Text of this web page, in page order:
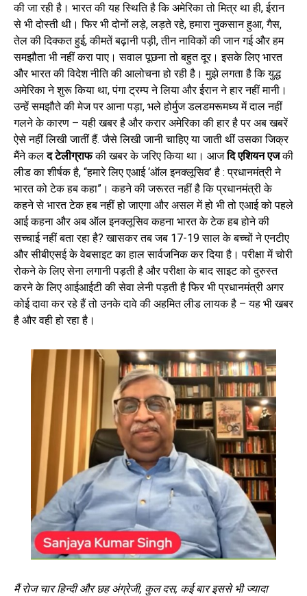
की जा रही है। भारत की यह स्थिति है कि अमेरिका तो मित्र था ही, ईरान
से भी दोस्ती थी। फिर भी दोनों लड़े, लड़ते रहे, हमारा नुकसान हुआ, गैस,
तेल की दिक्कत हुई, कीमतें बढ़ानी पड़ी, तीन नाविकों की जान गई और हम
समझौता भी नहीं करा पाए। सवाल पूछना तो बहुत दूर। इसके लिए भारत
और भारत की विदेश नीति की आलोचना हो रही है। मुझे लगता है कि युद्ध
अमेरिका ने शुरू किया था, पंगा ट्रम्प ने लिया और ईरान ने हार नहीं मानी।
उन्हें समझौते की मेज पर आना पड़ा, भले होर्मुज डलडमरूमध्य में दाल नहीं
गलने के कारण – यही खबर है और करार अमेरिका की हार है पर अब खबरें
ऐसे नहीं लिखी जातीं हैं. जैसे लिखी जानी चाहिए या जाती थीं उसका जिक्र
मैंने कलद टेलीग्राफकी खबर के जरिए किया था। आजदि एशियन एजकी
लीड का शीर्षक है, “हमारे लिए एआई ‘ऑल इनक्लूसिव’ है : प्रधानमंत्री ने
भारत को टेक हब कहा”। कहने की जरूरत नहीं है कि प्रधानमंत्री के
कहने से भारत टेक हब नहीं हो जाएगा और असल में हो भी तो एआई को पहले
आई कहना और अब ऑल इनक्लूसिव कहना भारत के टेक हब होने की
सच्चाई नहीं बता रहा है? खासकर तब जब 17-19 साल के बच्चों ने एनटीए
और सीबीएसई के वेबसाइट का हाल सार्वजनिक कर दिया है। परीक्षा में चोरी
रोकने के लिए सेना लगानी पड़ती है और परीक्षा के बाद साइट को दुरुस्त
करने के लिए आईआईटी की सेवा लेनी पड़ती है फिर भी प्रधानमंत्री अगर
कोई दावा कर रहे हैं तो उनके दावे की अहमित लीड लायक है – यह भी खबर
है और वही हो रहा है।
मैं रोज चार हिन्दी और छह अंग्रेजी, कुल दस, कई बार इससे भी ज्यादा